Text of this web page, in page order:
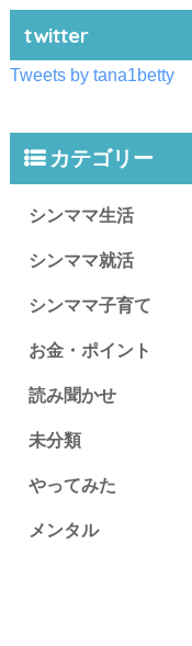
twitter
Tweets by tana1betty
カテゴリー
シンママ生活
シンママ就活
シンママ子育て
お金・ポイント
読み聞かせ
未分類
やってみた
メンタル